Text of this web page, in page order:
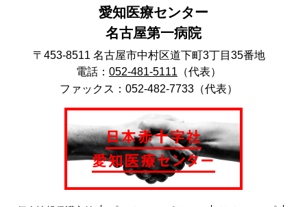
愛知医療センター
名古屋第一病院
〒453-8511 名古屋市中村区道下町3丁目35番地
電話： 052-481-5111 （代表）
ファックス：052-482-7733（代表）